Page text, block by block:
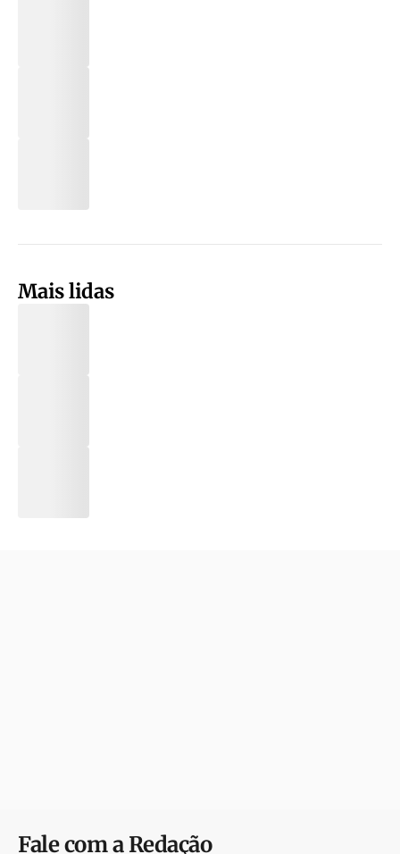
Mais lidas
Fale com a Redação